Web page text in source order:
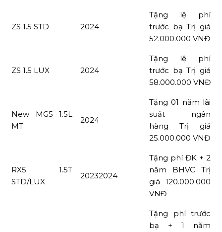
ZS 1.5 STD 2024
Tặng lệ phí
trước bạ Trị giá
52.000.000 VNĐ
ZS 1.5 LUX 2024
Tặng lệ phí
trước bạ Trị giá
58.000.000 VNĐ
New MG5 1.5L
MT
2024
Tặng 01 năm lãi
suất ngân
hàng Trị giá
25.000.000 VNĐ
RX5 1.5T
STD/LUX
20232024
Tặng phí ĐK + 2
năm BHVC Trị
giá 120.000.000
VNĐ
Tặng phí trước
bạ + 1 năm